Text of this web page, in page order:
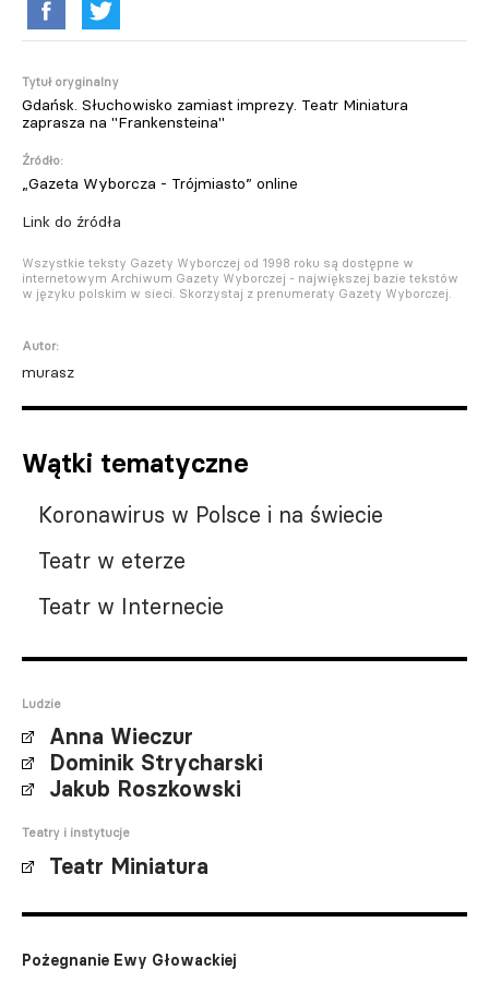
Tytuł oryginalny
Gdańsk. Słuchowisko zamiast imprezy. Teatr Miniatura
zaprasza na "Frankensteina"
Źródło:
„Gazeta Wyborcza - Trójmiasto” online
Link do źródła
Wszystkie teksty Gazety Wyborczej od 1998 roku są dostępne w
internetowym Archiwum Gazety Wyborczej - największej bazie tekstów
w języku polskim w sieci. Skorzystaj z prenumeraty Gazety Wyborczej.
Autor:
murasz
Wątki tematyczne
Koronawirus w Polsce i na świecie
Teatr w eterze
Teatr w Internecie
Ludzie
Anna Wieczur
Dominik Strycharski
Jakub Roszkowski
Teatry i instytucje
Teatr Miniatura
Pożegnanie Ewy Głowackiej